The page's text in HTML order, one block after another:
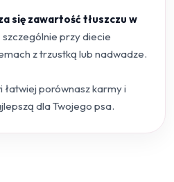
się zawartość tłuszczu w
szczególnie przy diecie
z trzustką lub nadwadze.
łatwiej porównasz karmy i
dla Twojego psa.